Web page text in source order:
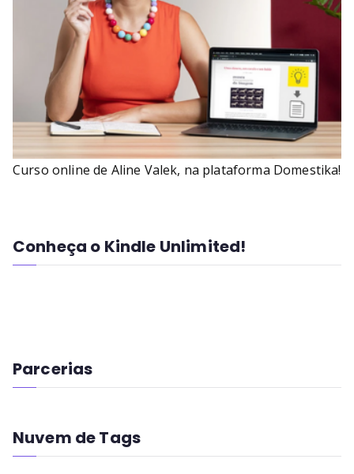
Curso online de Aline Valek, na plataforma Domestika!
Conheça o Kindle Unlimited!
Parcerias
Nuvem de Tags